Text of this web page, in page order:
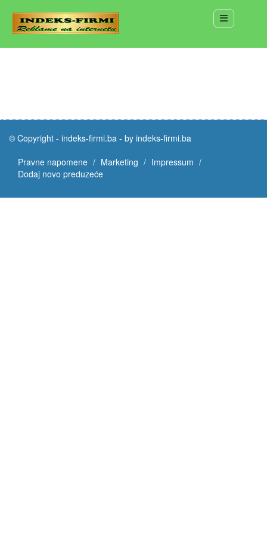
© Copyright - indeks-firmi.ba - by indeks-firmi.ba
Pravne napomene
Marketing
Impressum
Dodaj novo preduzeće